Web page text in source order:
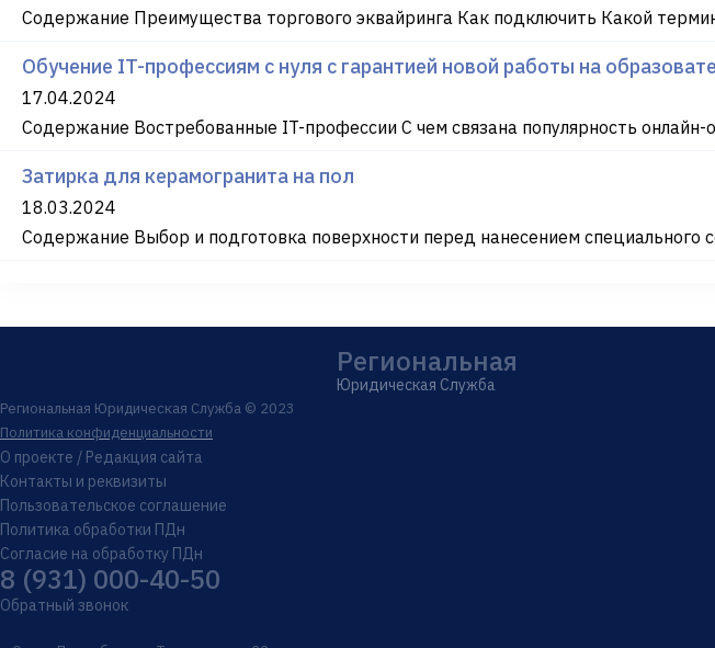
Содержание Преимущества торгового эквайринга Как подключить Какой
Обучение IT-профессиям с нуля с гарантией новой работы на
17.04.2024
Содержание Востребованные IT-профессии С чем связана популярность
Затирка для керамогранита на пол
18.03.2024
Содержание Выбор и подготовка поверхности перед нанесением специального
Региональная
Юридическая Служба
Региональная Юридическая Служба © 2023
Политика конфиденциальности
О проекте / Редакция сайта
Контакты и реквизиты
Пользовательское соглашение
Политика обработки ПДн
Согласие на обработку ПДн
8 (931) 000-40-50
Обратный звонок